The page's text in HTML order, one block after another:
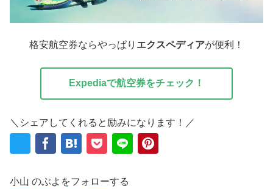
格安航空券ならやっぱり エクスペディアが便利！
Expediaで航空券をチェック！
＼シェアしてくれると励みになります！／
小山 のぶよをフォローする